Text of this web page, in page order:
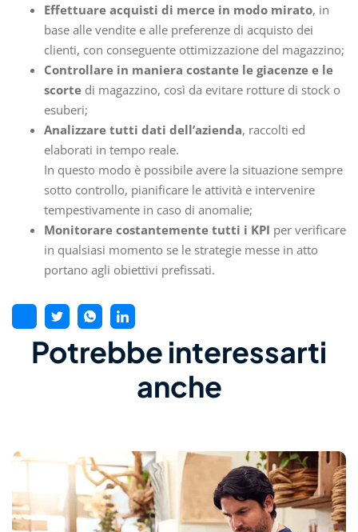
Effettuare acquisti di merce in modo mirato, in
base alle vendite e alle preferenze di acquisto dei
clienti, con conseguente ottimizzazione del magazzino;
Controllare in maniera costante le giacenze e le
scorte di magazzino, così da evitare rotture di stock o
esuberi;
Analizzare tutti dati dell’azienda, raccolti ed
elaborati in tempo reale.
In questo modo è possibile avere la situazione sempre
sotto controllo, pianificare le attività e intervenire
tempestivamente in caso di anomalie;
Monitorare costantemente tutti i KPI per verificare
in qualsiasi momento se le strategie messe in atto
portano agli obiettivi prefissati.
Potrebbe interessarti
anche